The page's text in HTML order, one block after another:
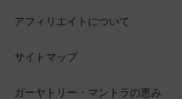
アフィリエイトについて
サイトマップ
ガーヤトリー・マントラの恵み